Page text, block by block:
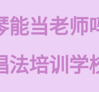
能当老师
法培训学